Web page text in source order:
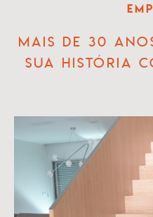
Mais de 30
sua história